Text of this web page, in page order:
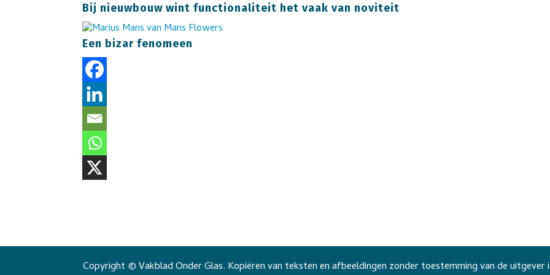
Bij nieuwbouw wint functionaliteit het vaak van noviteit
Een bizar fenomeen
Copyright © Vakblad Onder Glas. Kopiëren van teksten en afbeeldingen zonder toestemming van de uitgever